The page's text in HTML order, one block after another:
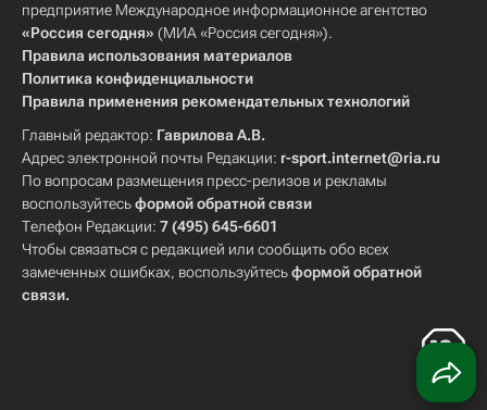
предприятие Международное информационное агентство
«Россия сегодня» (МИА «Россия сегодня»).
Правила использования материалов
Политика конфиденциальности
Правила применения рекомендательных технологий
Главный редактор: Гаврилова А.В.
Адрес электронной почты Редакции: r-sport.internet@ria.ru
По вопросам размещения пресс-релизов и рекламы
воспользуйтесьформой обратной связи
Телефон Редакции: 7 (495) 645-6601
Чтобы связаться с редакцией или сообщить обо всех
замеченных ошибках, воспользуйтесьформой обратной
связи.